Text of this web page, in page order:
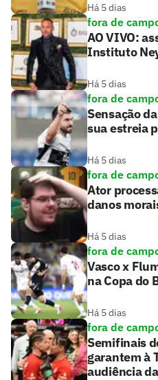
Há 5 dias
fora de
AO VIVO:
Instituto
Há 5 dias
fora de
Sensação
sua estreia
Há 5 dias
fora de
Ator
danos
Há 5 dias
fora de
Vasco x
na Copa do
Há 5 dias
fora de
Semifinais
garantem à
audiência